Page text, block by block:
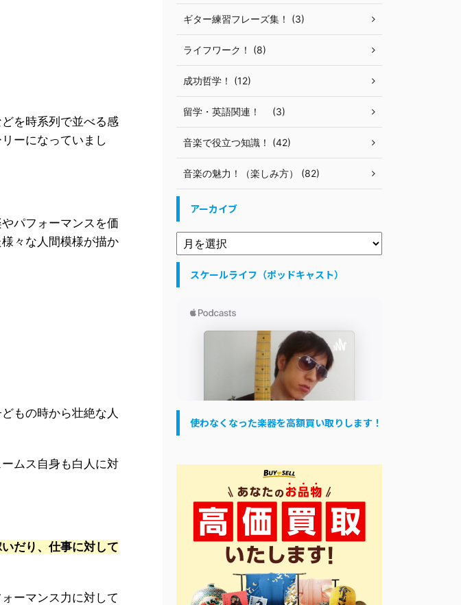
を時系列で並べる感
ーになっていまし
パフォーマンスを価
々な人間模様が描か
もの時から壮絶な人
ムス自身も白人に対
だり、仕事に対して
ーマンス力に対して
ギター練習フレーズ集！ (3)
ライフワーク！ (8)
成功哲学！ (12)
留学・英語関連！ (3)
音楽で役立つ知識！ (42)
音楽の魅力！（楽しみ方） (82)
アーカイブ
スケールライフ（ポッドキャスト）
使わなくなった楽器を高額買い取りします！